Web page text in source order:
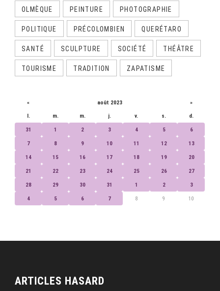
OLMÈQUE PEINTURE PHOTOGRAPHIE
POLITIQUE PRÉCOLOMBIEN QUERÉTARO
SANTÉ SCULPTURE SOCIÉTÉ THÉÂTRE
TOURISME TRADITION ZAPATISME
« août 2023 »
l. m. m. j. v. s. d.
31 1 2 3 4 5 6
7 8 9 10 11 12 13
14 15 16 17 18 19 20
21 22 23 24 25 26 27
28 29 30 31 1 2 3
4 5 6 7 8 9 10
ARTICLES HASARD